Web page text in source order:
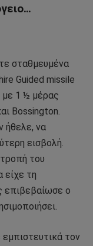
σταθμευμένα
Guided missile
με 1 ½ μέρας
Bossington.
ήθελε, να
εισβολή.
του
είχε τη
επιβεβαίωσε ο
εμπιστευτικά τον